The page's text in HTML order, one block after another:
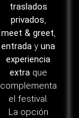
traslados
privados,
meet & greet,
entrada y una
experiencia
extraque
complementa
el festival.
La opción